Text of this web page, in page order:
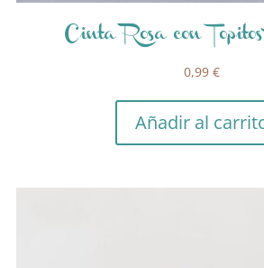
Cinta Rosa con
0,99 €
Añadir al